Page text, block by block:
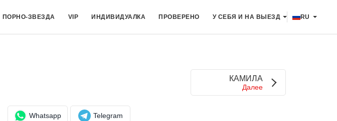
ПОРНО-ЗВЕЗДА VIP ИНДИВИДУАЛКА ПРОВЕРЕНО У СЕБЯ И НА ВЫЕЗД RU
КАМИЛА
Далее
Whatsapp Telegram